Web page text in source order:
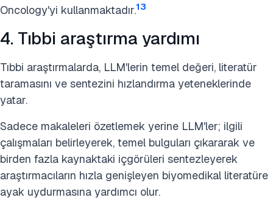
Oncology'yi kullanmaktadır.13
4. Tıbbi araştırma yardımı
Tıbbi araştırmalarda, LLM'lerin temel değeri, literatür
taramasını ve sentezini hızlandırma yeteneklerinde
yatar.
Sadece makaleleri özetlemek yerine LLM'ler; ilgili
çalışmaları belirleyerek, temel bulguları çıkararak ve
birden fazla kaynaktaki içgörüleri sentezleyerek
araştırmacıların hızla genişleyen biyomedikal literatüre
ayak uydurmasına yardımcı olur.